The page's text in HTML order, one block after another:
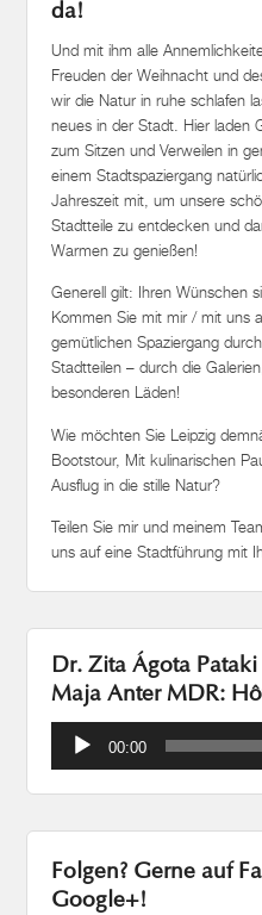
da!
Und mit ihm alle
Freuden der Weihnacht und
wir die Natur in ruhe schlafen
neues in der Stadt. Hier laden
zum Sitzen und Verweilen in
einem Stadtspaziergang
Jahreszeit mit, um unsere
Stadtteile zu entdecken und
Warmen zu genießen!
Generell gilt: Ihren Wünschen
Kommen Sie mit mir / mit uns
gemütlichen Spaziergang
Stadtteilen – durch die
besonderen Läden!
Wie möchten Sie Leipzig
Bootstour, Mit kulinarischen
Ausflug in die stille Natur?
Teilen Sie mir und meinem
uns auf eine Stadtführung mit
Dr. Zita Ágota
Maja Anter MDR:
Audio-
Player
00:00
Folgen? Gerne auf
Google+!